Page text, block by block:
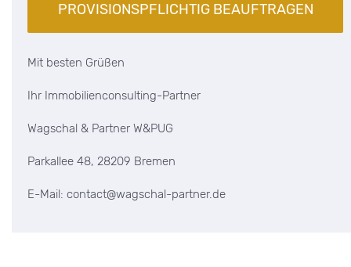
Mit besten Grüßen
Ihr Immobilienconsulting-Partner
Wagschal & Partner W&PUG
Parkallee 48, 28209 Bremen
E-Mail: contact@wagschal-partner.de